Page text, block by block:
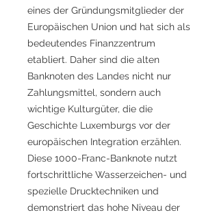
eines der Gründungsmitglieder der
Europäischen Union und hat sich als
bedeutendes Finanzzentrum
etabliert. Daher sind die alten
Banknoten des Landes nicht nur
Zahlungsmittel, sondern auch
wichtige Kulturgüter, die die
Geschichte Luxemburgs vor der
europäischen Integration erzählen.
Diese 1000-Franc-Banknote nutzt
fortschrittliche Wasserzeichen- und
spezielle Drucktechniken und
demonstriert das hohe Niveau der